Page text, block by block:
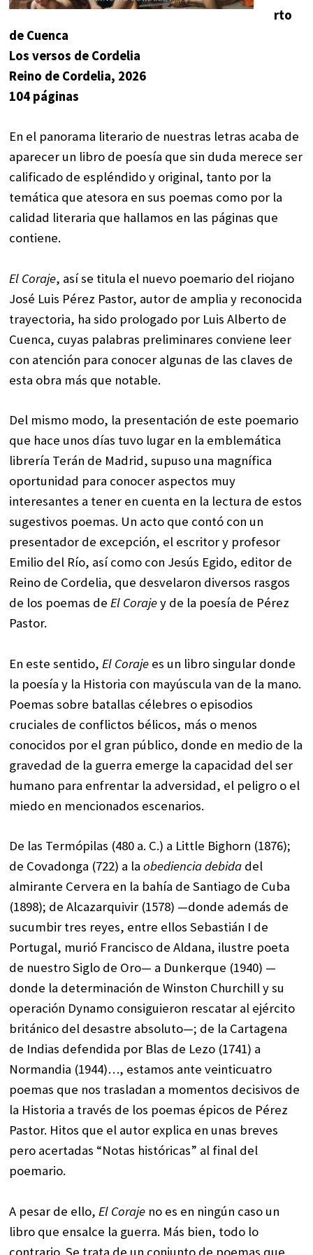
rto
de Cuenca
Los versos de Cordelia
Reino de Cordelia, 2026
104 páginas
En el panorama literario de nuestras letras acaba de
aparecer un libro de poesía que sin duda merece ser
calificado de espléndido y original, tanto por la
temática que atesora en sus poemas como por la
calidad literaria que hallamos en las páginas que
contiene.
El Coraje, así se titula el nuevo poemario del riojano
José Luis Pérez Pastor, autor de amplia y reconocida
trayectoria, ha sido prologado por Luis Alberto de
Cuenca, cuyas palabras preliminares conviene leer
con atención para conocer algunas de las claves de
esta obra más que notable.
Del mismo modo, la presentación de este poemario
que hace unos días tuvo lugar en la emblemática
librería Terán de Madrid, supuso una magnífica
oportunidad para conocer aspectos muy
interesantes a tener en cuenta en la lectura de estos
sugestivos poemas. Un acto que contó con un
presentador de excepción, el escritor y profesor
Emilio del Río, así como con Jesús Egido, editor de
Reino de Cordelia, que desvelaron diversos rasgos
de los poemas deEl Corajey de la poesía de Pérez
Pastor.
En este sentido,El Coraje es un libro singular donde
la poesía y la Historia con mayúscula van de la mano.
Poemas sobre batallas célebres o episodios
cruciales de conflictos bélicos, más o menos
conocidos por el gran público, donde en medio de la
gravedad de la guerra emerge la capacidad del ser
humano para enfrentar la adversidad, el peligro o el
miedo en mencionados escenarios.
De las Termópilas (480 a. C.) a Little Bighorn (1876);
de Covadonga (722) a laobediencia debida del
almirante Cervera en la bahía de Santiago de Cuba
(1898); de Alcazarquivir (1578) —donde además de
sucumbir tres reyes, entre ellos Sebastián I de
Portugal, murió Francisco de Aldana, ilustre poeta
de nuestro Siglo de Oro— a Dunkerque (1940) —
donde la determinación de Winston Churchill y su
operación Dynamo consiguieron rescatar al ejército
británico del desastre absoluto—; de la Cartagena
de Indias defendida por Blas de Lezo (1741) a
Normandia (1944)…, estamos ante veinticuatro
poemas que nos trasladan a momentos decisivos de
la Historia a través de los poemas épicos de Pérez
Pastor. Hitos que el autor explica en unas breves
pero acertadas “Notas históricas” al final del
poemario.
A pesar de ello,El Coraje no es en ningún caso un
libro que ensalce la guerra. Más bien, todo lo